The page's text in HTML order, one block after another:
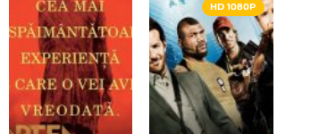
HD 1080P